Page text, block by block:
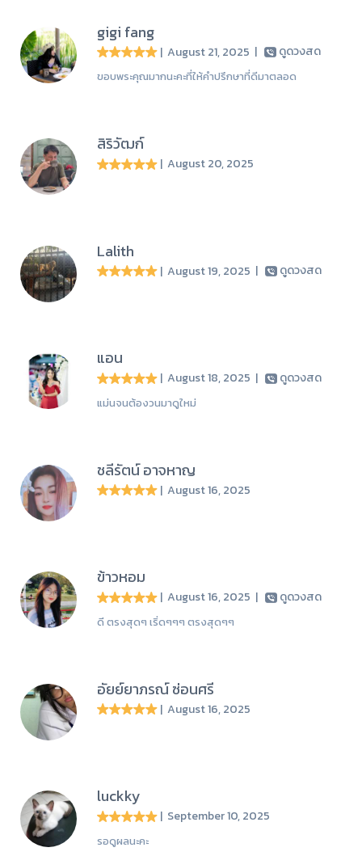
gigi fang
| August 21, 2025 | ดูดวงสด
ขอบพระคุณมากนะคะที่ให้คำปรึกษาที่ดีมาตลอด
สิริวัฒก์
| August 20, 2025
Lalith
| August 19, 2025 | ดูดวงสด
แอน
| August 18, 2025 | ดูดวงสด
แม่นจนต้องวนมาดูใหม่
ชลีรัตน์ อาจหาญ
| August 16, 2025
ข้าวหอม
| August 16, 2025 | ดูดวงสด
ดี ตรงสุดๆ เริ่ดๆๆๆ ตรงสุดๆๆ
อัยย์ยาภรณ์ ซ่อนศรี
| August 16, 2025
luckky
| September 10, 2025
รอดูผลนะคะ